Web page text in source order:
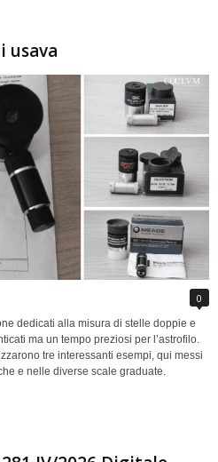
usava
0
dedicati alla misura di stelle doppie e
ma un tempo preziosi per l’astrofilo.
tre interessanti esempi, qui messi
e nelle diverse scale graduate.